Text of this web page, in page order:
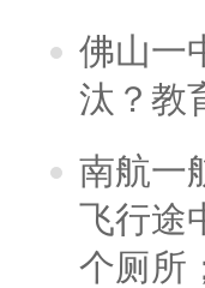
佛山一
汰？教
南航一
飞行途
个厕所